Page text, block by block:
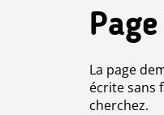
La page
écrite sans
cherchez.